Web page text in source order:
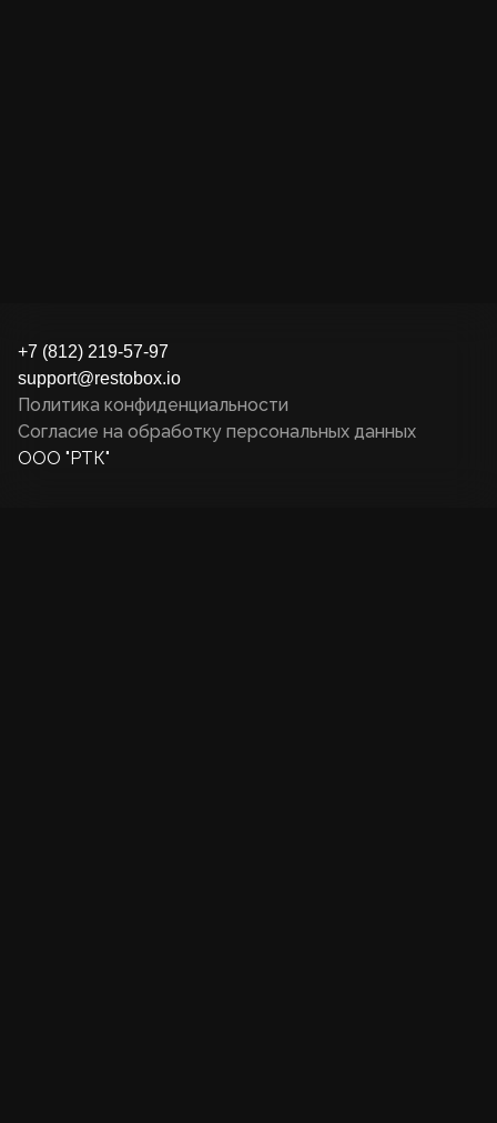
ООО "РТК"
+7 (812) 219-57-97
support@restobox.io
Политика конфиденциальности
Согласие на обработку персональных данных